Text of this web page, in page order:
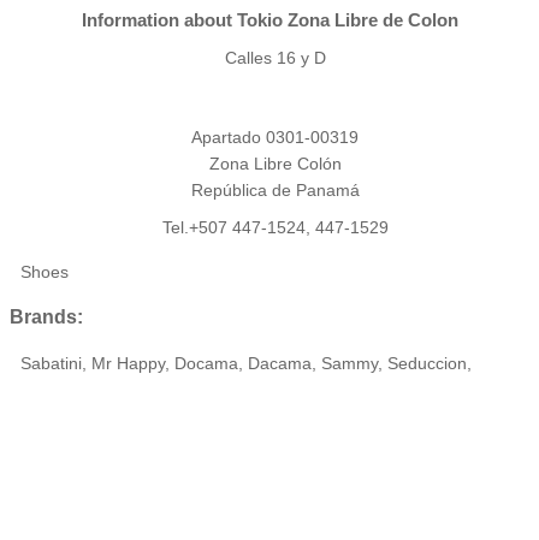
Information about Tokio Zona Libre de Colon
Calles 16 y D
Apartado 0301-00319
Zona Libre Colón
República de Panamá
Tel.+507 447-1524, 447-1529
Shoes
Brands:
Sabatini, Mr Happy, Docama, Dacama, Sammy, Seduccion,